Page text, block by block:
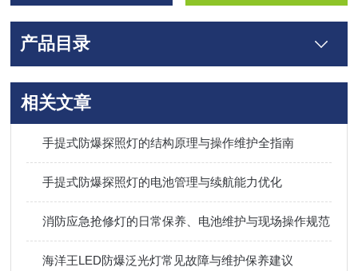
产品目录
相关文章
手提式防爆探照灯的结构原理与操作维护全指南
手提式防爆探照灯的电池管理与续航能力优化
消防应急抢修灯的日常保养、电池维护与现场操作规范
海洋王LED防爆泛光灯常见故障与维护保养建议